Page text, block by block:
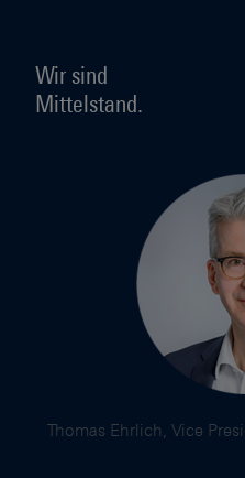
Wir sind
Mittelstand.
Thomas Ehrlich, Vice